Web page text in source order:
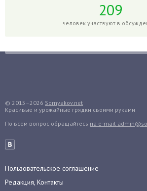
Груша
Груши
Грядки
Дайкон
Декабрист
209
человек участвуют в
© 2015–2026 Sornyakov.net
Красивые и урожайные грядки своими руками
По всем вопрос обращайтесь на e-mail
Пользовательское соглашение
Редакция, Контакты